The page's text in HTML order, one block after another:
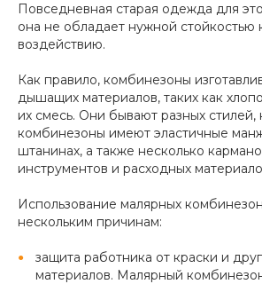
Повседневная старая одежда для
она не обладает нужной стойкостью
воздействию.
Как правило, комбинезоны
дышащих материалов, таких как
их смесь. Они бывают разных стилей,
комбинезоны имеют эластичные
штанинах, а также несколько
инструментов и расходных
Использование малярных
нескольким причинам:
защита работника от краски и
материалов. Малярный